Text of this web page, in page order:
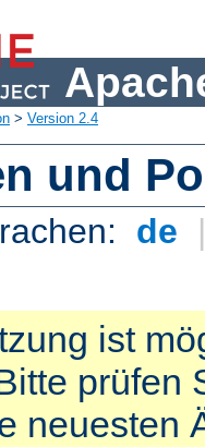
> Version 2.4
und
de
ist
prüfen
neuesten